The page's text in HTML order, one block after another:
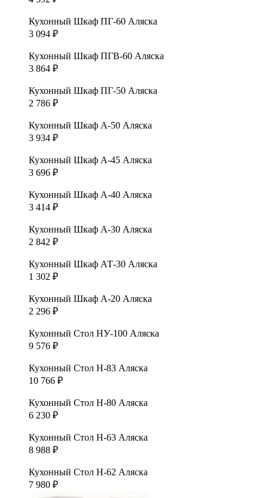
Кухонный Шкаф ПГ-60 Аляска
3 094 ₽
Кухонный Шкаф ПГВ-60 Аляска
3 864 ₽
Кухонный Шкаф ПГ-50 Аляска
2 786 ₽
Кухонный Шкаф А-50 Аляска
3 934 ₽
Кухонный Шкаф А-45 Аляска
3 696 ₽
Кухонный Шкаф А-40 Аляска
3 414 ₽
Кухонный Шкаф А-30 Аляска
2 842 ₽
Кухонный Шкаф АТ-30 Аляска
1 302 ₽
Кухонный Шкаф А-20 Аляска
2 296 ₽
Кухонный Стол НУ-100 Аляска
9 576 ₽
Кухонный Стол Н-83 Аляска
10 766 ₽
Кухонный Стол Н-80 Аляска
6 230 ₽
Кухонный Стол Н-63 Аляска
8 988 ₽
Кухонный Стол Н-62 Аляска
7 980 ₽